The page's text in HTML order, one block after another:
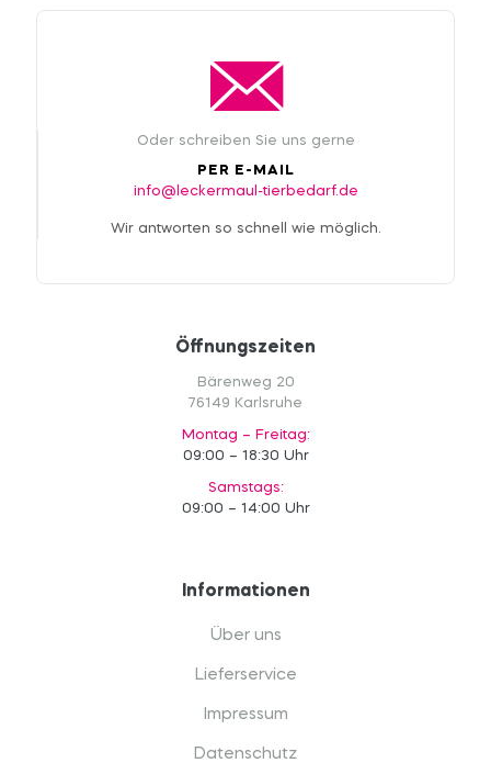
Oder schreiben Sie uns gerne
PER E-MAIL
info@leckermaul-tierbedarf.de
Wir antworten so schnell wie möglich.
Öffnungszeiten
Bärenweg 20
76149 Karlsruhe
Montag – Freitag:
09:00 – 18:30 Uhr
Samstags:
09:00 – 14:00 Uhr
Informationen
Über uns
Lieferservice
Impressum
Datenschutz